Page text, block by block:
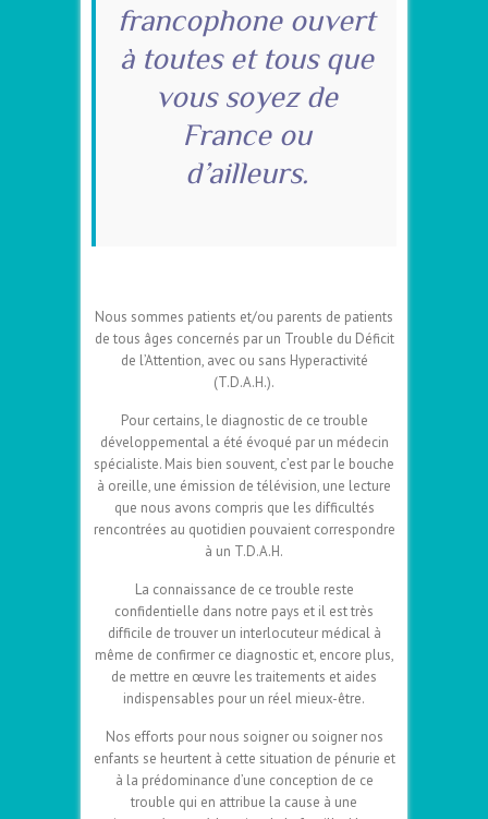
francophone ouvert
à toutes et tous que
vous soyez de
France ou
d’ailleurs.
Nous sommes patients et/ou parents de patients
de tous âges concernés par un Trouble du Déficit
de l’Attention, avec ou sans Hyperactivité
(T.D.A.H.).
Pour certains, le diagnostic de ce trouble
développemental a été évoqué par un médecin
spécialiste. Mais bien souvent, c’est par le bouche
à oreille, une émission de télévision, une lecture
que nous avons compris que les difficultés
rencontrées au quotidien pouvaient correspondre
à un T.D.A.H.
La connaissance de ce trouble reste
confidentielle dans notre pays et il est très
difficile de trouver un interlocuteur médical à
même de confirmer ce diagnostic et, encore plus,
de mettre en œuvre les traitements et aides
indispensables pour un réel mieux-être.
Nos efforts pour nous soigner ou soigner nos
enfants se heurtent à cette situation de pénurie et
à la prédominance d’une conception de ce
trouble qui en attribue la cause à une